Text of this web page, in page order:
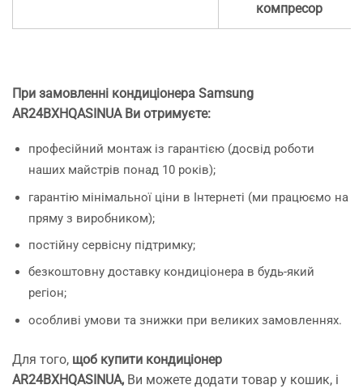
компресор
При замовленні кондиціонера Samsung
AR24BXHQASINUAВи отримуєте:
професійний монтаж із гарантією (досвід роботи
наших майстрів понад 10 років);
гарантію мінімальної ціни в Інтернеті (ми працюємо на
пряму з виробником);
постійну сервісну підтримку;
безкоштовну доставку кондиціонера в будь-який
регіон;
особливі умови та знижки при великих замовленнях.
Для того, щоб купити кондиціонер
AR24BXHQASINUA, Ви можете додати товар у кошик, і